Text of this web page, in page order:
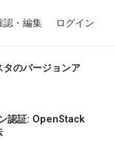
認・編集 ログイン
のバージョンア
認証: OpenStack